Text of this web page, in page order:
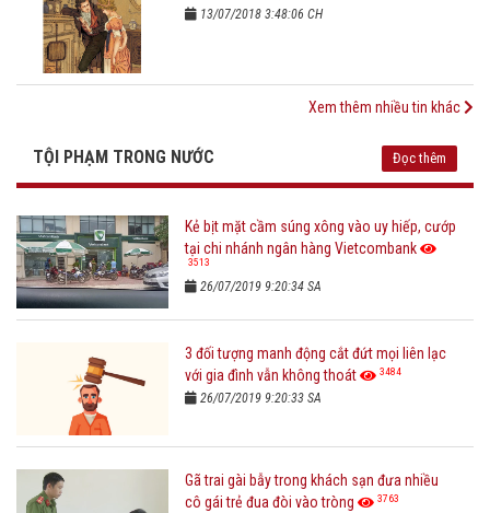
13/07/2018 3:48:06 CH
Xem thêm nhiều tin khác
TỘI PHẠM TRONG NƯỚC Đọc thêm
Kẻ bịt mặt cầm súng xông vào uy hiếp, cướp
tại chi nhánh ngân hàng Vietcombank
3513
26/07/2019 9:20:34 SA
3 đối tượng manh động cắt đứt mọi liên lạc
với gia đình vẫn không thoát
3484
26/07/2019 9:20:33 SA
Gã trai gài bẫy trong khách sạn đưa nhiều
cô gái trẻ đua đòi vào tròng
3763